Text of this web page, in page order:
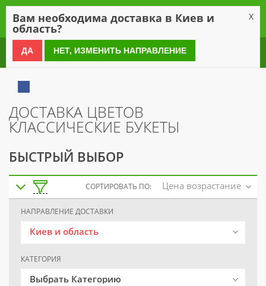
0 800 21 54 55
ДОСТАВКА ЦВЕТОВ
КЛАССИЧЕСКИЕ БУКЕТЫ
БЫСТРЫЙ ВЫБОР
СОРТИРОВАТЬ ПО: Цена возрастание
НАПРАВЛЕНИЕ ДОСТАВКИ
Киев и область
КАТЕГОРИЯ
Выбрать Категорию
Вам необходима доставка в Киев и
область?
X
ДА НЕТ, ИЗМЕНИТЬ НАПРАВЛЕНИЕ